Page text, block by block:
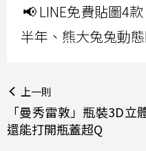
📢 LINE免費貼圖4
半年、熊大兔兔動
上一則
「曼秀雷敦」瓶裝3D立
還能打開瓶蓋超Q